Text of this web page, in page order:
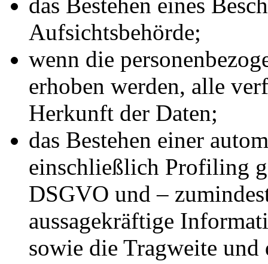
das Bestehen eines
Aufsichtsbehörde;
wenn die
erhoben werden, alle
Herkunft der Daten;
das Bestehen einer
einschließlich Profiling
DSGVO und –
aussagekräftige
sowie die Tragweite